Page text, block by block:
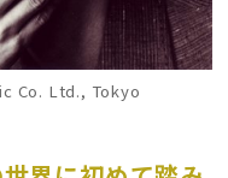
Co. Ltd., Tokyo